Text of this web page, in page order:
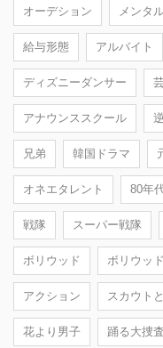
オーデション メンタ
給与形態 アルバイト
ディズニーダンサー
アナウンススクール
兄弟 韓国ドラマ
オネエタレント 80年
戦隊 スーパー戦隊
ボリウッド ボリウッ
アクション スカウト
花より男子 踊る大捜